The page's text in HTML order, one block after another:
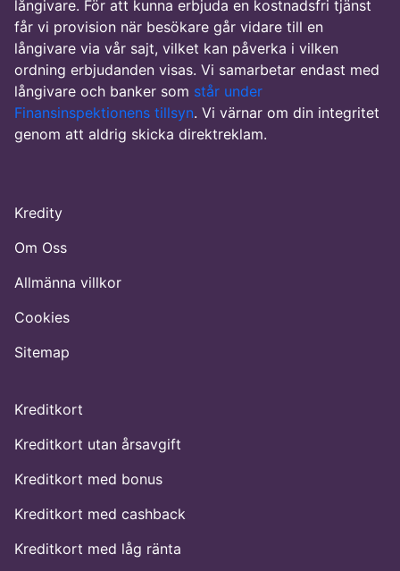
långivare. För att kunna erbjuda en kostnadsfri tjänst
får vi provision när besökare går vidare till en
långivare via vår sajt, vilket kan påverka i vilken
ordning erbjudanden visas. Vi samarbetar endast med
långivare och banker som står under
Finansinspektionens tillsyn. Vi värnar om din integritet
genom att aldrig skicka direktreklam.
Kredity
Om Oss
Allmänna villkor
Cookies
Sitemap
Kreditkort
Kreditkort utan årsavgift
Kreditkort med bonus
Kreditkort med cashback
Kreditkort med låg ränta